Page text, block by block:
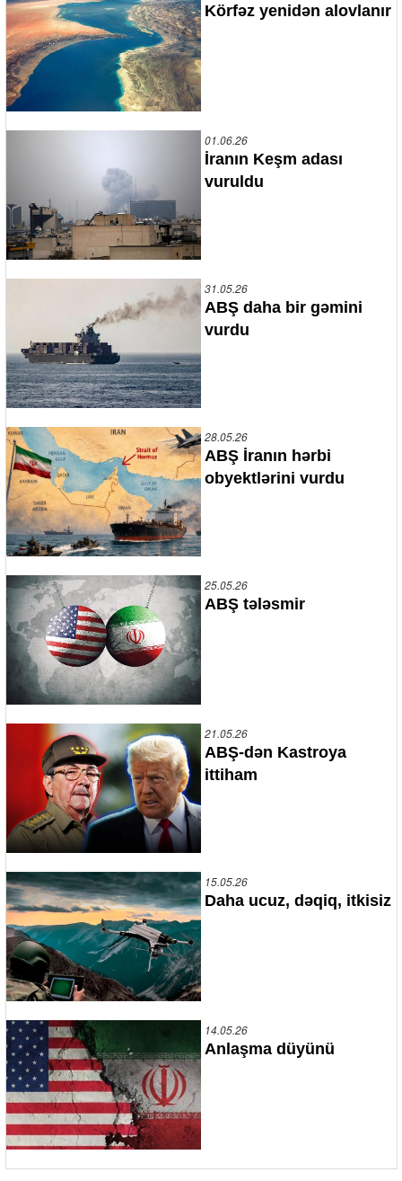
Körfəz yenidən alovlanır
01.06.26
İranın Keşm adası
vuruldu
31.05.26
ABŞ daha bir gəmini
vurdu
28.05.26
ABŞ İranın hərbi
obyektlərini vurdu
25.05.26
ABŞ tələsmir
21.05.26
ABŞ-dən Kastroya
ittiham
15.05.26
Daha ucuz, dəqiq, itkisiz
14.05.26
Anlaşma düyünü